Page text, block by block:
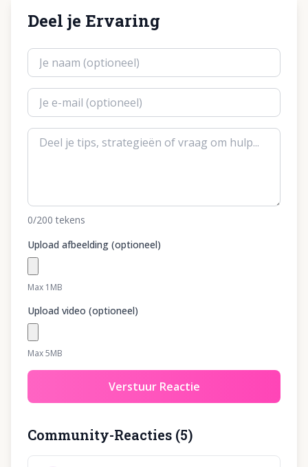
Deel je Ervaring
0/200 tekens
Upload afbeelding (optioneel)
Max 1MB
Upload video (optioneel)
Max 5MB
Verstuur Reactie
Community-Reacties (5)